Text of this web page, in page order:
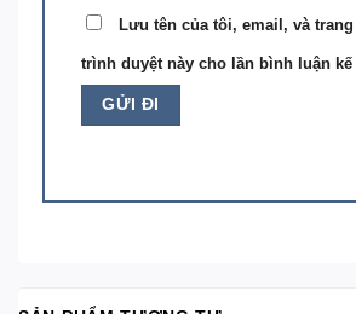
Lưu tên của tôi, email, và
trình duyệt này cho lần bình luận